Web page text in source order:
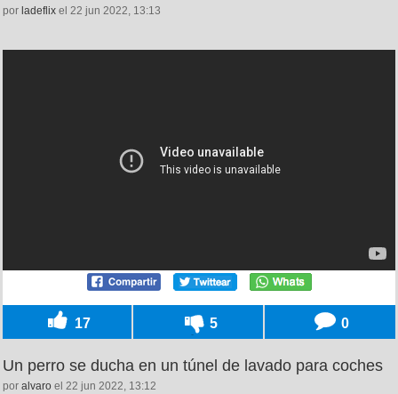
por ladeflix el 22 jun 2022, 13:13
17 5 0
Un perro se ducha en un túnel de lavado para coches
por alvaro el 22 jun 2022, 13:12